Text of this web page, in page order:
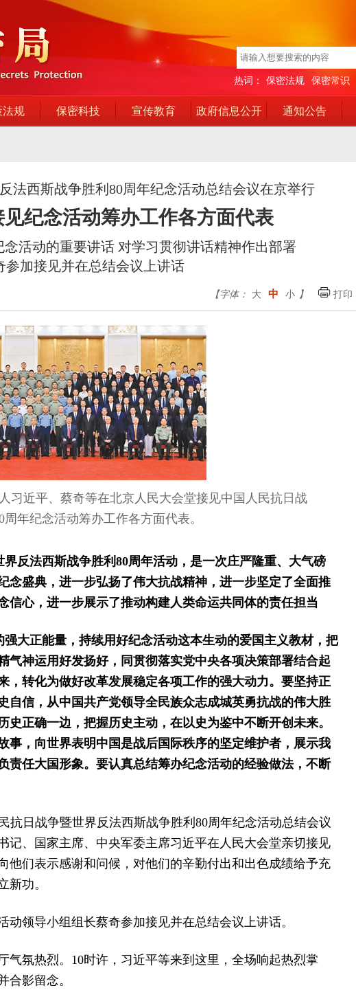
热词： 保密法规 保密常识
法规 保密科技 宣传教育 政府信息公开 通知公告
法西斯战争胜利80周年纪念活动总结会议在京举行
纪念活动筹办工作各方面代表
活动的重要讲话 对学习贯彻讲话精神作出部署
参加接见并在总结会议上讲话
【字体： 大 中 小 】 打印
习近平、蔡奇等在北京人民大会堂接见中国人民抗日战
年纪念活动筹办工作各方面代表。
反法西斯战争胜利80周年活动，是一次庄严隆重、大气磅
念盛典，进一步弘扬了伟大抗战精神，进一步坚定了全面推
信心，进一步展示了推动构建人类命运共同体的责任担当
大正能量，持续用好纪念活动这本生动的爱国主义教材，把
气神运用好发扬好，同贯彻落实党中央各项决策部署结合起
，转化为做好改革发展稳定各项工作的强大动力。要坚持正
自信，从中国共产党领导全民族众志成城英勇抗战的伟大胜
史正确一边，把握历史主动，在以史为鉴中不断开创未来。
事，向世界表明中国是战后国际秩序的坚定维护者，展示我
责任大国形象。要认真总结筹办纪念活动的经验做法，不断
抗日战争暨世界反法西斯战争胜利80周年纪念活动总结会议
记、国家主席、中央军委主席习近平在人民大会堂亲切接见
他们表示感谢和问候，对他们的辛勤付出和出色成绩给予充
新功。
动领导小组组长蔡奇参加接见并在总结会议上讲话。
气氛热烈。10时许，习近平等来到这里，全场响起热烈掌
合影留念。